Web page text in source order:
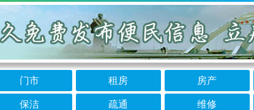
门市 租房 房产
保洁 疏通 维修